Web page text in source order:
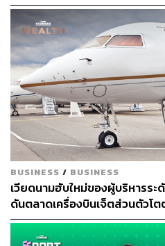
การเดินทางขึ้นบานาฮิลล์นั้นก็ถื
เพราะขึ้นได้ด้วยกระเช้าเพียงท
นาทีที่กระเช้าจะพาเราผ่านป่า
จากหน้าผาชัน สร้างความตื่นเต้
BUSINESS / BUSINESS
เวียดนามฮับใหม่ของผู้บริหารระ
ดันตลาดเครื่องบินเจ็ตส่วนตัวโต